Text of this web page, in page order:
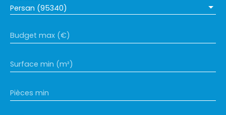
proche des commodités, commerces et axes de
France. Charges de copropriété de 220 € par
mois, taxe foncière de 1 200 € par an, au sein
cours. Bien libre de toute occupation. Honoraires à
la charge du vendeur. Pour toute visite ou
Verneuil au 03 44 55 33 39 ou Yoann Henry au 06
Persan (95340)
Budget max (€)
Surface min (m²)
Pièces min